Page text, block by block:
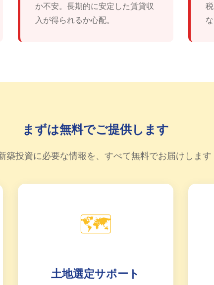
か不安。長期的に安定した賃貸収
入が得られるか心配。
まずは無料でご提供します
築投資に必要な情報を、すべて無料でお届けします
🗺️
土地選定サポート